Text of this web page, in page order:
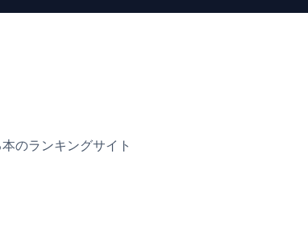
のランキングサイト